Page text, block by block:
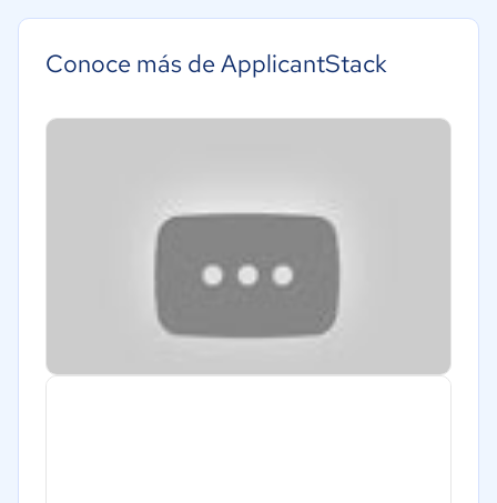
Conoce más de ApplicantStack